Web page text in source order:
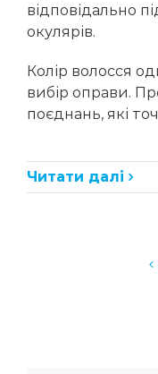
відповідально
окулярів.
Колір волосся
вибір оправи.
поєднань, які
Читати далі